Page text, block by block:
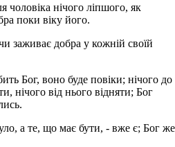
чоловіка нічого ліпшого, як
поки віку його.
заживає добра у кожній своїй
Бог, воно буде повіки; нічого до
нічого від нього відняти; Бог
а те, що має бути, - вже є; Бог же